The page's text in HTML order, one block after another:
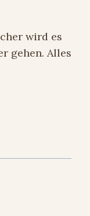
wird es
gehen. Alles